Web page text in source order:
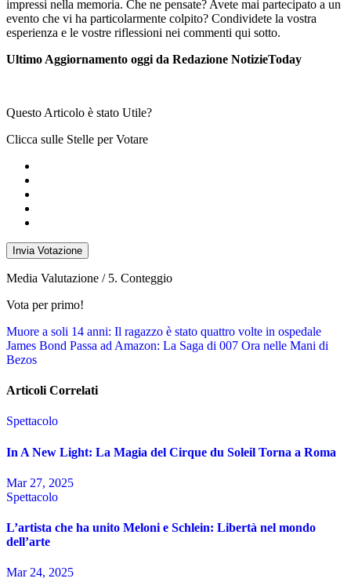
impressi nella memoria. Che ne pensate? Avete mai partecipato a un
evento che vi ha particolarmente colpito? Condividete la vostra
esperienza e le vostre riflessioni nei commenti qui sotto.
Ultimo Aggiornamento oggi da Redazione NotizieToday
Questo Articolo è stato Utile?
Clicca sulle Stelle per Votare
Invia Votazione
Media Valutazione / 5. Conteggio
Vota per primo!
Navigazione
articoli
Muore a soli 14 anni: Il ragazzo è stato quattro volte in ospedale
James Bond Passa ad Amazon: La Saga di 007 Ora nelle Mani di
Bezos
Articoli Correlati
Spettacolo
In A New Light: La Magia del Cirque du Soleil Torna a Roma
Mar 27, 2025
Spettacolo
L’artista che ha unito Meloni e Schlein: Libertà nel mondo
dell’arte
Mar 24, 2025